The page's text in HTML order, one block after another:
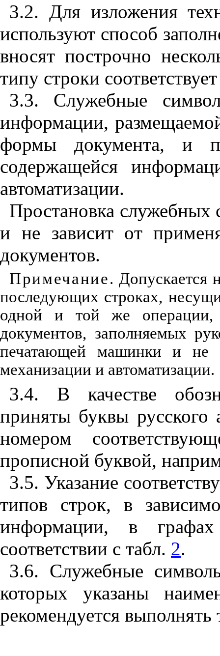
3.2. Для изложения
используют способ
вносят построчно
типу строки
3.3. Служебные
информации,
формы документа, и
содержащейся
автоматизации.
Простановка служебных
и не зависит от
документов.
Примечание. Допускается
последующих строках,
одной и той же операции,
документов, заполняемых
печатающей машинки и не
механизации и автоматизации.
3.4. В качестве
приняты буквы русского
номером
прописной буквой,
3.5. Указание
типов строк, в
информации, в
соответствии с табл. 2.
3.6. Служебные
которых указаны
рекомендуется